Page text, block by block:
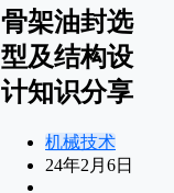
骨架油封选
型及结构设
计知识分享
机械技术
24年2月6日